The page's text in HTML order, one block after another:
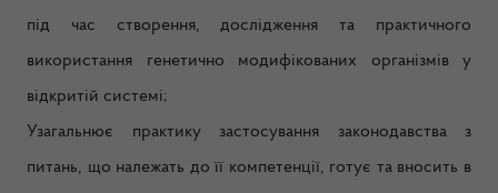
під час створення, дослідження та практичного
використання генетично модифікованих організмів у
відкритій системі;
Узагальнює практику застосування законодавства з
питань, що належать до її компетенції, готує та вносить в